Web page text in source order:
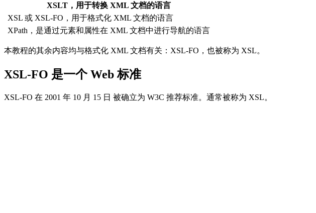
XSLT，用于转换 XML 文档的语言
XSL 或 XSL-FO，用于格式化 XML 文档的语言
XPath，是通过元素和属性在 XML 文档中进行导航的语言
本教程的其余内容均与格式化 XML 文档有关：XSL-FO，也被称为 XSL。
XSL-FO 是一个 Web 标准
XSL-FO 在 2001 年 10 月 15 日 被确立为 W3C 推荐标准。通常被称为 XSL。